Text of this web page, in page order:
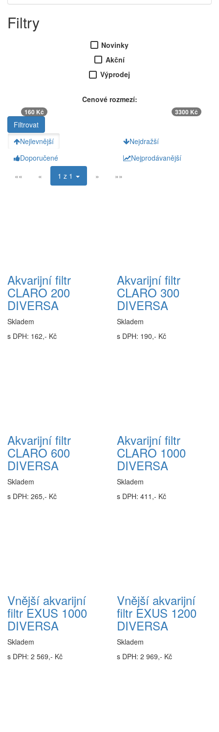
Filtry
Novinky
Akční
Výprodej
Cenové rozmezí:
160 Kč 3300 Kč
Nejlevnější
Nejdražší
Doporučené
Nejprodávanější
««
« 1 z 1 » »»
Akvarijní filtr
CLARO 200
DIVERSA
Skladem
s DPH: 162,- Kč
Akvarijní filtr
CLARO 300
DIVERSA
Skladem
s DPH: 190,- Kč
Akvarijní filtr
CLARO 600
DIVERSA
Skladem
s DPH: 265,- Kč
Akvarijní filtr
CLARO 1000
DIVERSA
Skladem
s DPH: 411,- Kč
Vnější akvarijní
filtr EXUS 1000
DIVERSA
Skladem
s DPH: 2 569,- Kč
Vnější akvarijní
filtr EXUS 1200
DIVERSA
Skladem
s DPH: 2 969,- Kč